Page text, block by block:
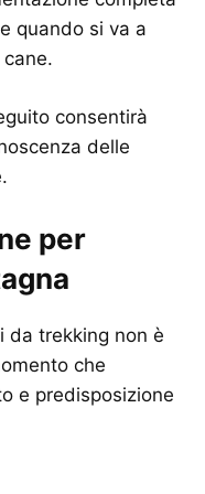
quando si va a
consentirà
delle
per
da trekking non è
che
e predisposizione